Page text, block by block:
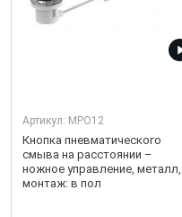
Артикул: MPO12
Кнопка пневматического
смыва на расстоянии –
ножное управление, металл,
монтаж: в пол